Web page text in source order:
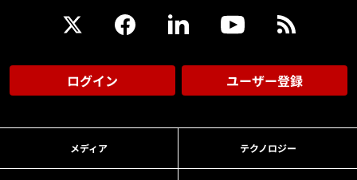
ログイン ユーザー登録
メディア テクノロジー